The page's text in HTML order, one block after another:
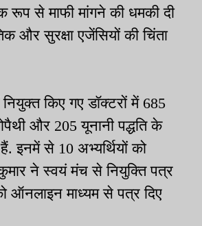
रूप से माफी मांगने की धमकी दी
और सुरक्षा एजेंसियों की चिंता
किए गए डॉक्टरों में 685
और 205 यूनानी पद्धति के
इनमें से 10 अभ्यर्थियों को
ने स्वयं मंच से नियुक्ति पत्र
ऑनलाइन माध्यम से पत्र दिए